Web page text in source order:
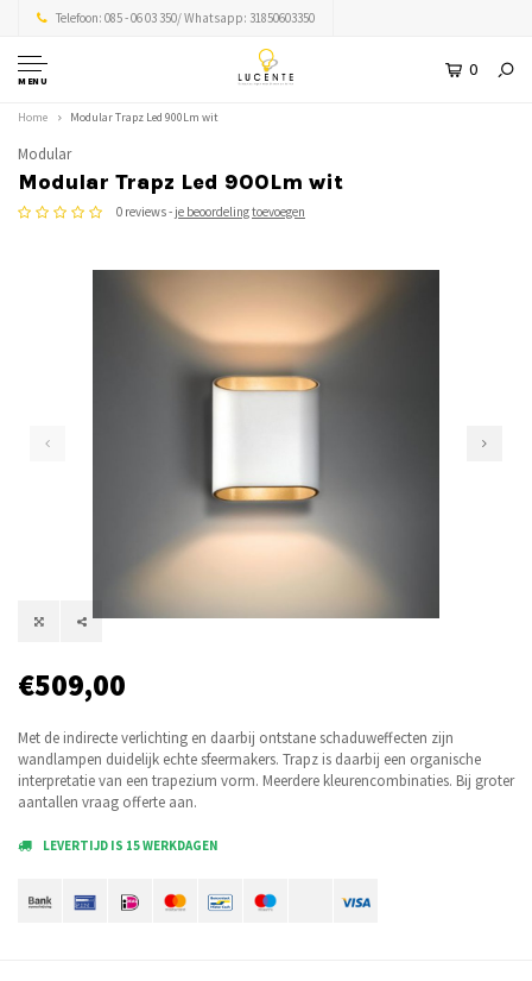
Telefoon: 085 - 06 03 350/ Whatsapp: 31850603350
MENU
0
Home Modular Trapz Led 900Lm wit
Modular
Modular Trapz Led 900Lm wit
0 reviews - je beoordeling toevoegen
€509,00
Met de indirecte verlichting en daarbij ontstane schaduweffecten zijn
wandlampen duidelijk echte sfeermakers. Trapz is daarbij een organische
interpretatie van een trapezium vorm. Meerdere kleurencombinaties. Bij groter
aantallen vraag offerte aan.
LEVERTIJD IS 15 WERKDAGEN